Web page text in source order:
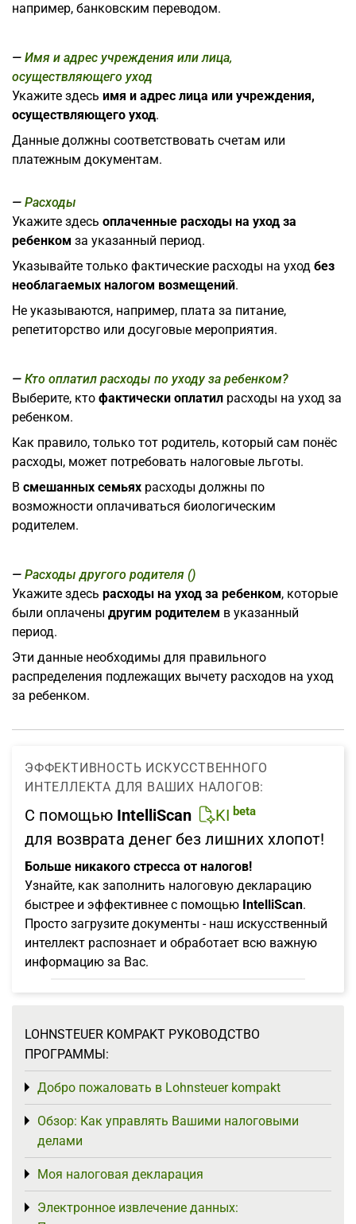
например, банковским переводом.
Имя и адрес учреждения или лица,
осуществляющего уход
Укажите здесь имя и адрес лица или учреждения,
осуществляющего уход.
Данные должны соответствовать счетам или
платежным документам.
Расходы
Укажите здесь оплаченные расходы на уход за
ребенком за указанный период.
Указывайте только фактические расходы на уход без
необлагаемых налогом возмещений.
Не указываются, например, плата за питание,
репетиторство или досуговые мероприятия.
Кто оплатил расходы по уходу за ребенком?
Выберите, кто фактически оплатил расходы на уход за
ребенком.
Как правило, только тот родитель, который сам понёс
расходы, может потребовать налоговые льготы.
В смешанных семьях расходы должны по
возможности оплачиваться биологическим
родителем.
Расходы другого родителя ()
Укажите здесь расходы на уход за ребенком, которые
были оплачены другим родителем в указанный
период.
Эти данные необходимы для правильного
распределения подлежащих вычету расходов на уход
за ребенком.
ЭФФЕКТИВНОСТЬ ИСКУССТВЕННОГО
ИНТЕЛЛЕКТА ДЛЯ ВАШИХ НАЛОГОВ:
С помощью IntelliScan KI beta
для возврата денег без лишних хлопот!
Больше никакого стресса от налогов!
Узнайте, как заполнить налоговую декларацию
быстрее и эффективнее с помощью IntelliScan.
Просто загрузите документы - наш искусственный
интеллект распознает и обработает всю важную
информацию за Вас.
LOHNSTEUER KOMPAKT РУКОВОДСТВО
ПРОГРАММЫ:
Добро пожаловать в Lohnsteuer kompakt
Toggle menu
Обзор: Как управлять Вашими налоговыми
делами
Toggle menu
Моя налоговая декларация
Toggle menu
Электронное извлечение данных:
Toggle menu